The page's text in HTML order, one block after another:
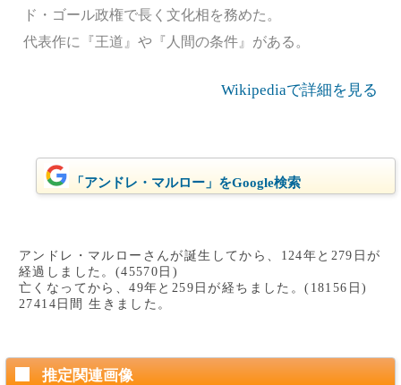
ド・ゴール政権で長く文化相を務めた。
代表作に『王道』や『人間の条件』がある。
Wikipediaで詳細を見る
「アンドレ・マルロー」をGoogle検索
アンドレ・マルローさんが誕生してから、124年と279日が
経過しました。(45570日)
亡くなってから、49年と259日が経ちました。(18156日)
27414日間 生きました。
推定関連画像